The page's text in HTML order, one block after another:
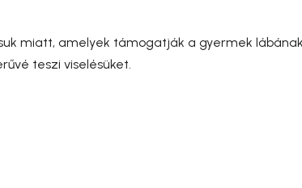
miatt, amelyek támogatják a gyermek
teszi viselésüket.